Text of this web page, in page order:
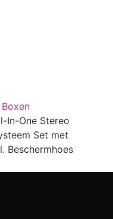
Boxen
In-One Stereo
Set met
Beschermhoes